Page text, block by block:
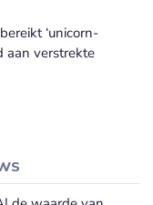
‘unicorn-
aan verstrekte